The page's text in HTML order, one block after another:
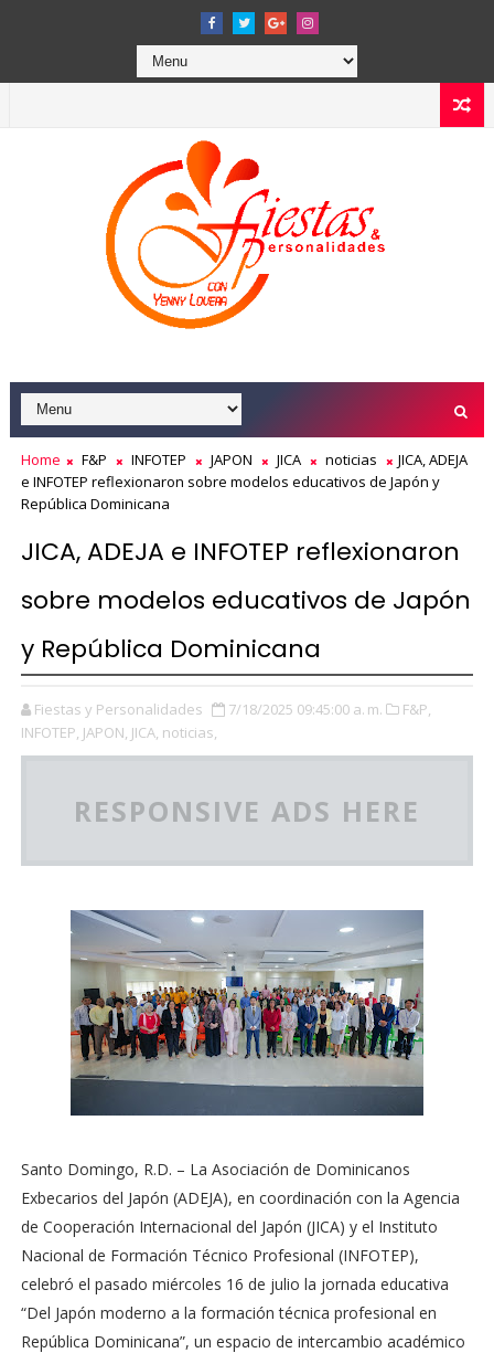
Home F&P INFOTEP JAPON JICA noticias
JICA, ADEJA
e INFOTEP reflexionaron sobre modelos educativos de Japón y
República Dominicana
JICA, ADEJA e INFOTEP reflexionaron
sobre modelos educativos de Japón
y República Dominicana
Fiestas y Personalidades 7/18/2025 09:45:00 a. m.
F&P,
INFOTEP, JAPON, JICA, noticias,
RESPONSIVE ADS HERE
Santo Domingo, R.D. – La Asociación de Dominicanos
Exbecarios del Japón (ADEJA), en coordinación con la Agencia
de Cooperación Internacional del Japón (JICA) y el Instituto
Nacional de Formación Técnico Profesional (INFOTEP),
celebró el pasado miércoles 16 de julio la jornada educativa
“Del Japón moderno a la formación técnica profesional en
República Dominicana”, un espacio de intercambio académico